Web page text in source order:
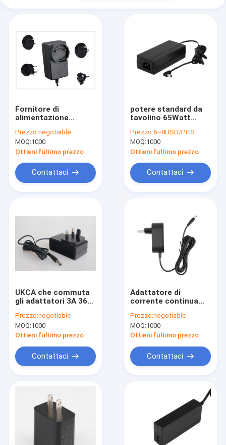
Prodotti
Mostra VR
Fornitore di
alimentazione
Volt Adaptore di
alimentazione 3.0A
Con omologazione
IEC61558
Prezzo:negotiable
MOQ:1000
Ottieni l'ultimo prezzo
Contattaci
potere standard da
tavolino 65Watt
IEC61558
dell'alimentazione
elettrica di volt 48V
Prezzo:6~8USD/PCS
MOQ:1000
Ottieni l'ultimo prezzo
Contattaci
UKCA che commuta
gli adattatori 3A 36W
continua di CA per
l'alimentazione
elettrica esterna
Prezzo:negotiable
MOQ:1000
Ottieni l'ultimo prezzo
Contattaci
Adattatore di
corrente continua
9V della parete con
ICBr EN60335-2-29
Prezzo:negotiable
MOQ:1000
Ottieni l'ultimo prezzo
Contattaci